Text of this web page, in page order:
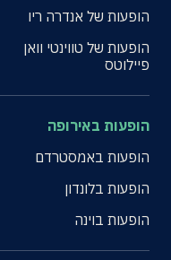
הופעות של אנדרה ריו
הופעות של טווינטי וואן
פיילוטס
הופעות באירופה
הופעות באמסטרדם
הופעות בלונדון
הופעות בוינה